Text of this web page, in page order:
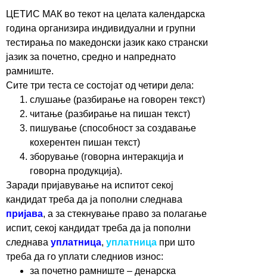
ЦЕТИС МАК во текот на целата календарска
година организира индивидуални и групни
тестирања по македонски јазик како странски
јазик за почетно, средно и напреднато
рамниште.
Сите три теста се состојат од четири дела:
слушање (разбирање на говорен текст)
читање (разбирање на пишан текст)
пишување (способност за создавање
кохерентен пишан текст)
зборување (говорна интеракција и
говорна продукција).
Заради пријавување на испитот секој
кандидат треба да ја пополни следнава
пријава, а за стекнување право за полагање
испит, секој кандидат треба да ја пополни
следнава уплатница, уплатница при што
треба да го уплати следниов износ:
за почетно рамниште – денарска